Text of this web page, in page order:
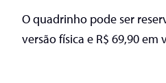
O quadrinho pode ser
versão física e R$ 69,90 em